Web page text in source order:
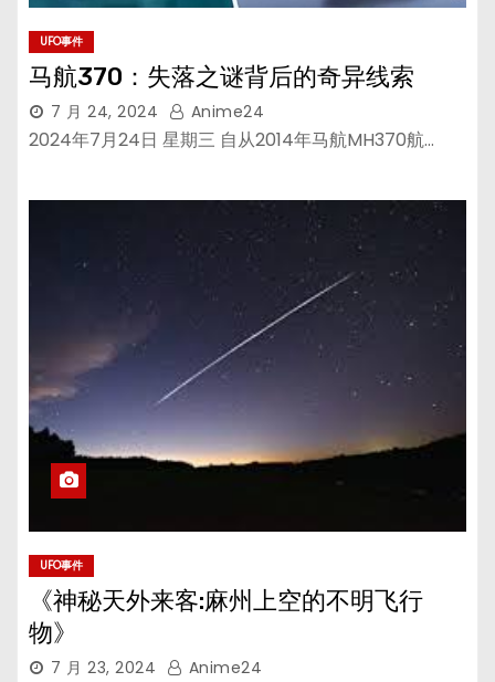
UFO事件
马航370：失落之谜背后的奇异线索
7 月 24, 2024 Anime24
2024年7月24日 星期三 自从2014年马航MH370航…
UFO事件
《神秘天外来客:麻州上空的不明飞行
物》
7 月 23, 2024 Anime24